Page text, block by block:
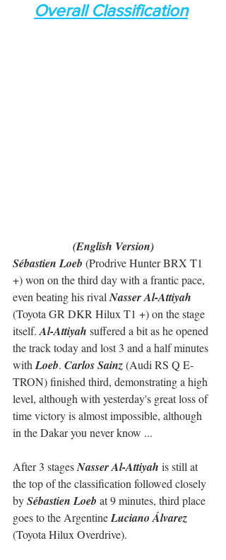
Overall Classification
(English Version)
Sébastien Loeb (Prodrive Hunter BRX T1
+) won on the third day with a frantic pace,
even beating his rival Nasser Al-Attiyah
(Toyota GR DKR Hilux T1 +) on the stage
itself. Al-Attiyah suffered a bit as he opened
the track today and lost 3 and a half minutes
with Loeb. Carlos Sainz (Audi RS Q E-
TRON) finished third, demonstrating a high
level, although with yesterday's great loss of
time victory is almost impossible, although
in the Dakar you never know ...
After 3 stages Nasser Al-Attiyah is still at
the top of the classification followed closely
by Sébastien Loeb at 9 minutes, third place
goes to the Argentine Luciano Álvarez
(Toyota Hilux Overdrive).